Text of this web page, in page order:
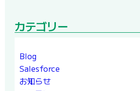
カテゴリー
Blog
Salesforce
お知らせ